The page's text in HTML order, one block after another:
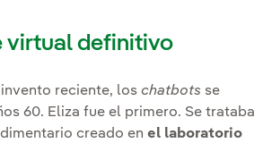
virtual definitivo
reciente, los chatbots se
60. Eliza fue el primero. Se trataba
creado en el laboratorio